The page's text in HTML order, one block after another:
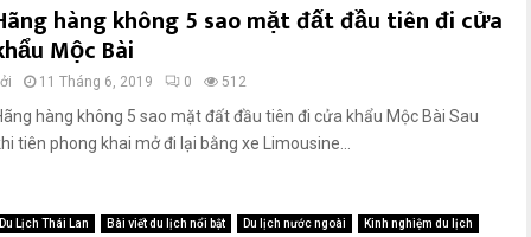
hàng không 5 sao mặt đất đầu tiên đi cửa
Mộc Bài
11 Tháng 6, 2019 0 512
hàng không 5 sao mặt đất đầu tiên đi cửa khẩu Mộc Bài Sau
tiên phong khai mở đi lại bằng xe Limousine...
Du Lịch Thái Lan Bài viết du lịch nổi bật Du lịch nước ngoài Kinh nghiệm du lịch